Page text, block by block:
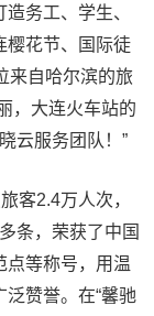
务工、学生、
樱花节、国际徒
来自哈尔滨的旅
，大连火车站的
云服务团队！”
客2.4万人次，
条，荣获了中国
点等称号，用温
赞誉。在“馨驰